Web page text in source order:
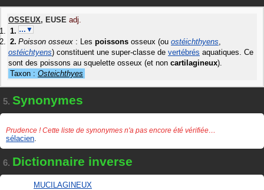
OSSEUX, EUSE adj.
…▼
Poisson osseux : Les poissons osseux (ou ostéichthyens,
ostéichtyens) constituent une super-classe de vertébrés aquatiques. Ce
sont des poissons au squelette osseux (et non cartilagineux).
Taxon : Osteichthyes
5. Synonymes
Prudence ! Cette liste de synonymes n'a pas encore été vérifiée…
sélacien
6. Dictionnaire inverse
MUCILAGINEUX